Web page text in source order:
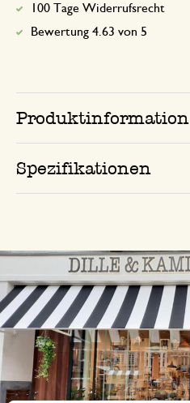
100 Tage Widerrufsrecht
Bewertung 4.63 von 5
Produktinformation
Spezifikationen